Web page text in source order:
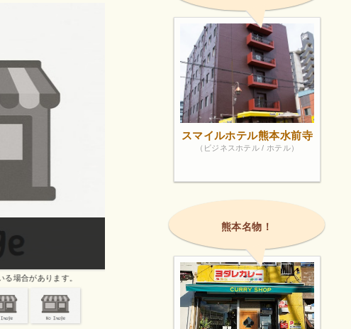
数年ぶりにリンガーハット行きました。
画像は著作権
スマイルホテル熊本水前寺
（ビジネスホテル / ホテル）
熊本名物！